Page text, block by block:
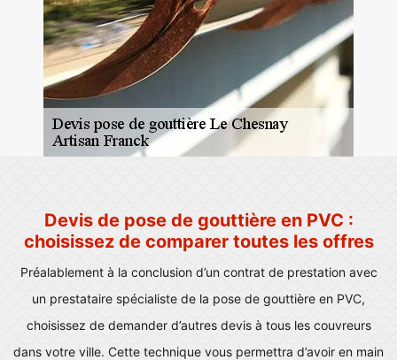
Devis de pose de gouttière en PVC :
choisissez de comparer toutes les offres
Préalablement à la conclusion d’un contrat de prestation avec
un prestataire spécialiste de la pose de gouttière en PVC,
choisissez de demander d’autres devis à tous les couvreurs
dans votre ville. Cette technique vous permettra d’avoir en main